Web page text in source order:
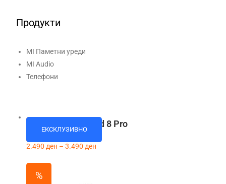
Продукти
MI Паметни уреди
MI Audio
Телефони
%ЕКСКЛУЗИВНО
Xiaomi Smart Band 8 Pro
2.490ден – 3.490ден
%